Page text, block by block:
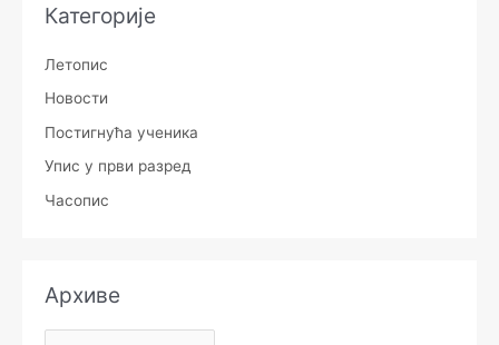
Категорије
Летопис
Новости
Постигнућа ученика
Упис у први разред
Часопис
Архиве